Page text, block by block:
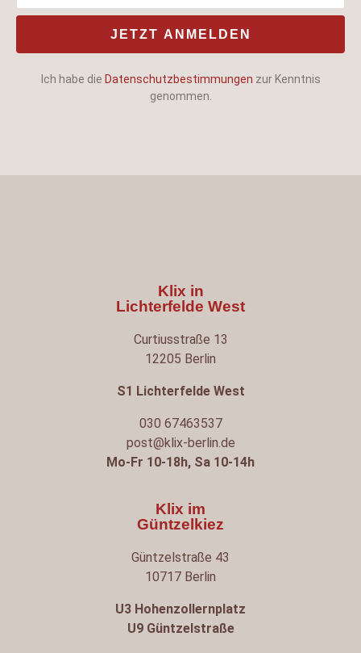
JETZT ANMELDEN
Ich habe die Datenschutzbestimmungen zur Kenntnis
genommen.
Klix in
Lichterfelde West
Curtiusstraße 13
12205 Berlin
S1 Lichterfelde West
030 67463537
post@klix-berlin.de
Mo-Fr 10-18h, Sa 10-14h
Klix im
Güntzelkiez
Güntzelstraße 43
10717 Berlin
U3 Hohenzollernplatz
U9 Güntzelstraße